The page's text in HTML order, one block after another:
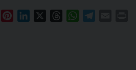
FacebookPinterestLinkedIn ThreadsWhatsApp